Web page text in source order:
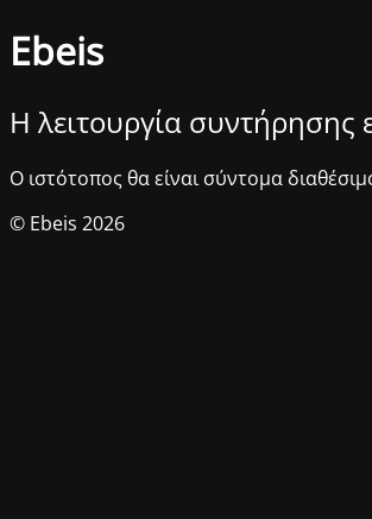
Ebeis
Η λειτουργία συντήρησης
Ο ιστότοπος θα είναι σύντομα
© Ebeis 2026